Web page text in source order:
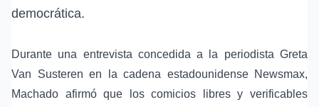
democrática.
Durante una entrevista concedida a la periodista Greta
Van Susteren en la cadena estadounidense Newsmax,
Machado afirmó que los comicios libres y verificables